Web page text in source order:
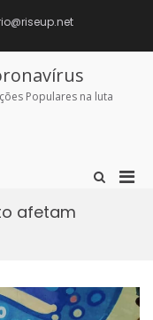
Populares na luta
Show
afetam